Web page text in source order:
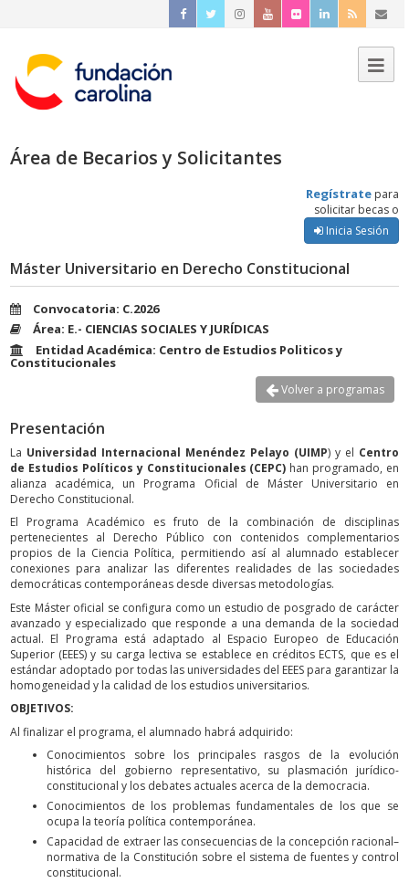
Área de Becarios y Solicitantes
Regístrate para
solicitar becas o
Inicia Sesión
Máster Universitario en Derecho Constitucional
Convocatoria: C.2026
Área: E.- CIENCIAS SOCIALES Y JURÍDICAS
Entidad Académica: Centro de Estudios Politicos y
Constitucionales
Volver a programas
Presentación
La Universidad Internacional Menéndez Pelayo (UIMP) y el Centro
de Estudios Políticos y Constitucionales (CEPC) han programado, en
alianza académica, un Programa Oficial de Máster Universitario en
Derecho Constitucional.
El Programa Académico es fruto de la combinación de disciplinas
pertenecientes al Derecho Público con contenidos complementarios
propios de la Ciencia Política, permitiendo así al alumnado establecer
conexiones para analizar las diferentes realidades de las sociedades
democráticas contemporáneas desde diversas metodologías.
Este Máster oficial se configura como un estudio de posgrado de carácter
avanzado y especializado que responde a una demanda de la sociedad
actual. El Programa está adaptado al Espacio Europeo de Educación
Superior (EEES) y su carga lectiva se establece en créditos ECTS, que es el
estándar adoptado por todas las universidades del EEES para garantizar la
homogeneidad y la calidad de los estudios universitarios.
OBJETIVOS:
Al finalizar el programa, el alumnado habrá adquirido:
Conocimientos sobre los principales rasgos de la evolución
histórica del gobierno representativo, su plasmación jurídico-
constitucional y los debates actuales acerca de la democracia.
Conocimientos de los problemas fundamentales de los que se
ocupa la teoría política contemporánea.
Capacidad de extraer las consecuencias de la concepción racional–
normativa de la Constitución sobre el sistema de fuentes y control
constitucional.